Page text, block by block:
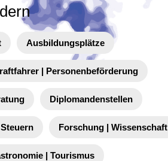
Ausbildungsplätze
| Personenbeförderung
Diplomandenstellen
Forschung | Wissenschaft
| Tourismus